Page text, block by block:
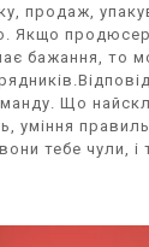
продаж,
Якщо продюсер
бажання, то
Що
уміння
тебе чули, і